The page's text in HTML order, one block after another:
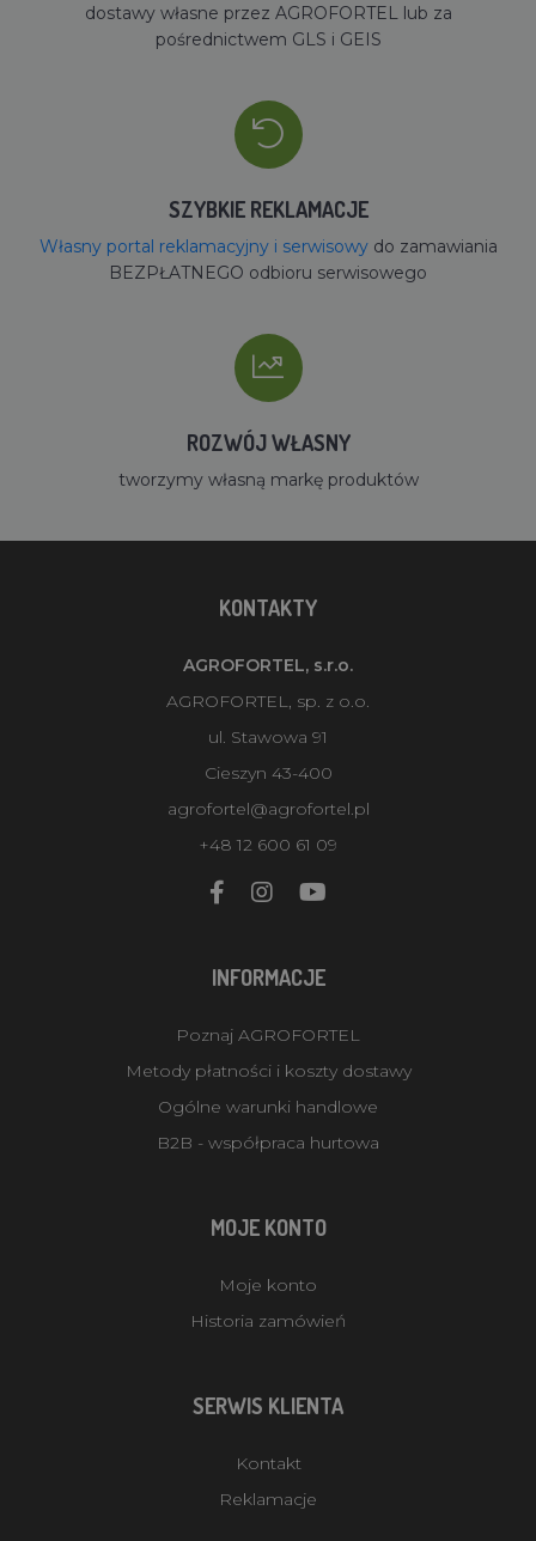
dostawy własne przez AGROFORTEL lub za
pośrednictwem GLS i GEIS
SZYBKIE REKLAMACJE
Własny portal reklamacyjny i serwisowydo zamawiania
BEZPŁATNEGO odbioru serwisowego
ROZWÓJ WŁASNY
tworzymy własną markę produktów
KONTAKTY
AGROFORTEL, s.r.o.
AGROFORTEL, sp. z o.o.
ul. Stawowa 91
Cieszyn 43-400
agrofortel@agrofortel.pl
+48 12 600 61 09
INFORMACJE
Poznaj AGROFORTEL
Metody płatności i koszty dostawy
Ogólne warunki handlowe
B2B - współpraca hurtowa
MOJE KONTO
Moje konto
Historia zamówień
SERWIS KLIENTA
Kontakt
Reklamacje